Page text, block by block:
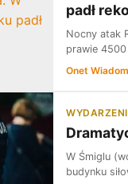
padł
Nocny atak
prawie 4500
Onet
W Śmiglu
budynku